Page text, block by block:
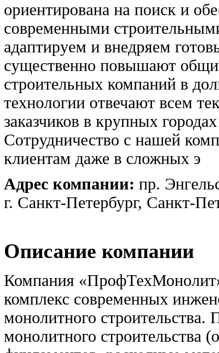
ориентирована на поиск и
современными
адаптируем и внедряем
существенно повышают
строительных компаний в
технологии отвечают всем
заказчиков в крупных
Сотрудничество с нашей
клиентам даже в сложных э
Адрес компании: пр.
г. Санкт-Петербург, Санкт-
Описание компании
Компания
комплекс современных
монолитного строительства.
монолитного строительства